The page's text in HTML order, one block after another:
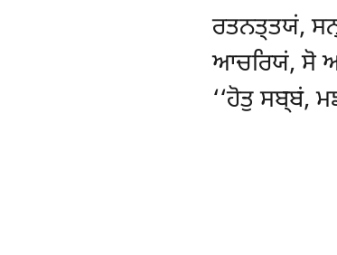
ਰਤਨਤ੍ਤਯਂ,
ਆਚਰਿਯਂ, ਸੋ
‘‘ਹੋਤੁ ਸਬ੍ਬਂ,